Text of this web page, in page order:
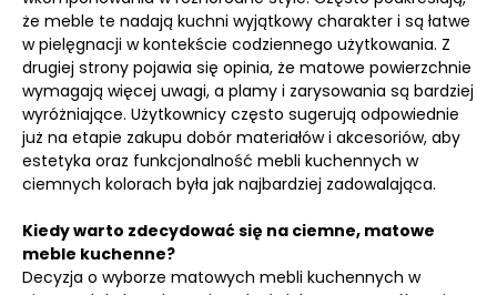
że meble te nadają kuchni wyjątkowy charakter i są łatwe
w pielęgnacji w kontekście codziennego użytkowania. Z
drugiej strony pojawia się opinia, że matowe powierzchnie
wymagają więcej uwagi, a plamy i zarysowania są bardziej
wyróżniające. Użytkownicy często sugerują odpowiednie
już na etapie zakupu dobór materiałów i akcesoriów, aby
estetyka oraz funkcjonalność mebli kuchennych w
ciemnych kolorach była jak najbardziej zadowalająca.
Kiedy warto zdecydować się na ciemne, matowe
meble kuchenne?
Decyzja o wyborze matowych mebli kuchennych w